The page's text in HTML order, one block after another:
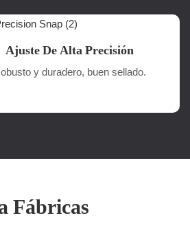
Ajuste De Alta Precisión
y duradero, buen sellado.
Fábricas